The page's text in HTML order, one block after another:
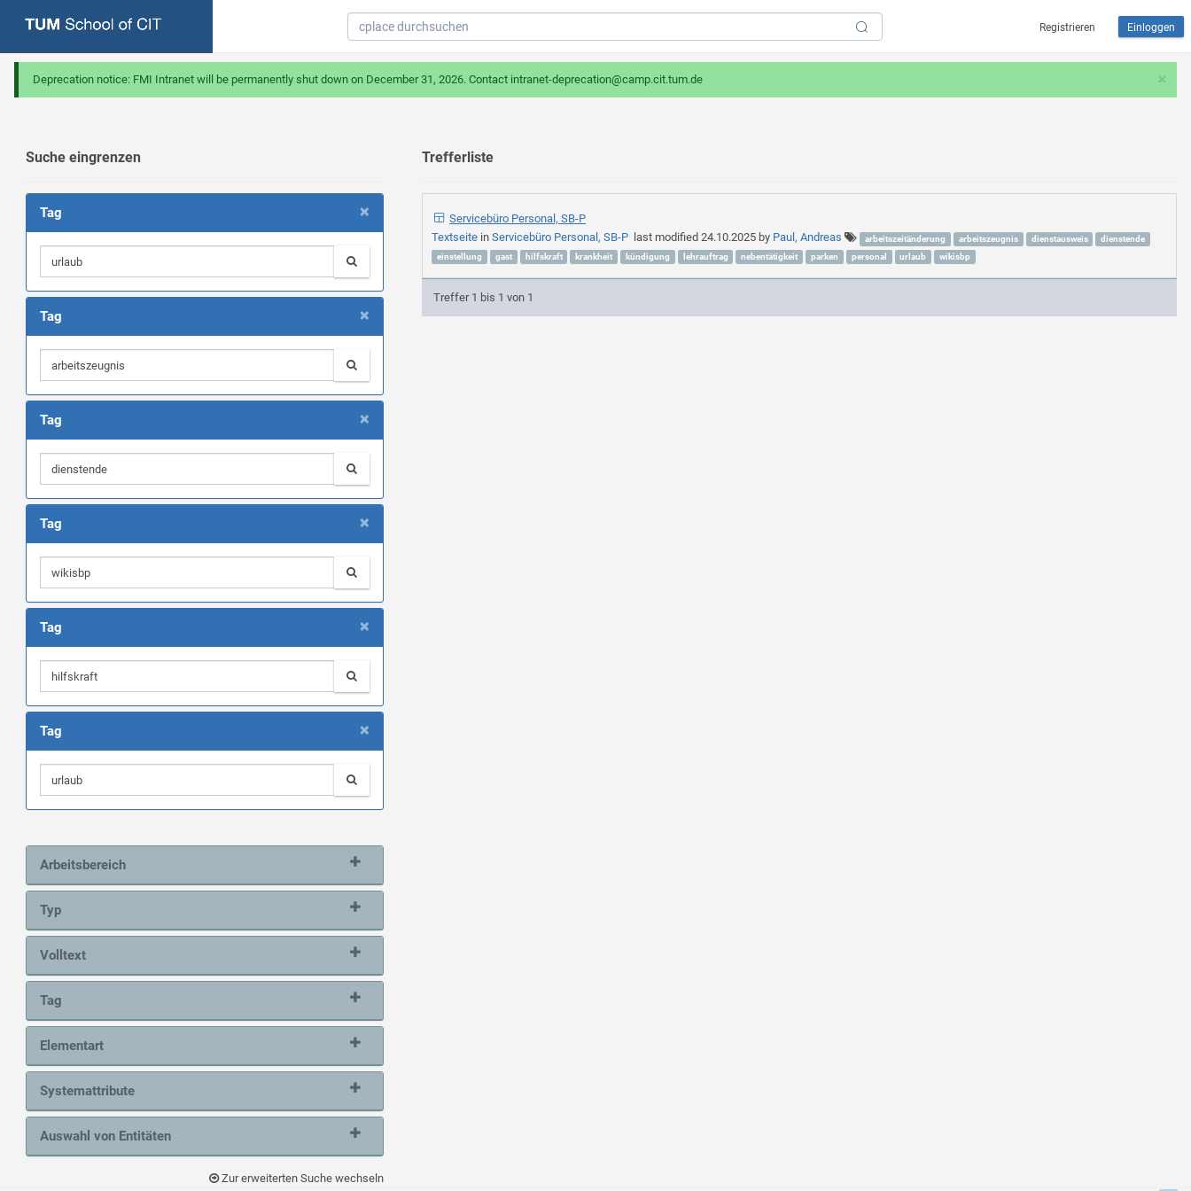
Registrieren Einloggen
×
Deprecation notice: FMI Intranet will be permanently shut down on December 31, 2026. Contact intranet-deprecation@camp.cit.tum.de
Suche eingrenzen
×
Tag
×
Tag
×
Tag
×
Tag
×
Tag
×
Tag
Arbeitsbereich
Typ
Volltext
Tag
Elementart
Systemattribute
Auswahl von Entitäten
Zur erweiterten Suche wechseln
Trefferliste
Servicebüro Personal, SB-P
Textseite inServicebüro Personal, SB-P last modified24.10.2025 by Paul, Andreas arbeitszeitänderung arbeitszeugnis dienstausweis
dienstende
einstellung
gast hilfskraft krankheit kündigung lehrauftrag nebentätigkeit parken personal urlaub wikisbp
Treffer 1 bis 1 von 1